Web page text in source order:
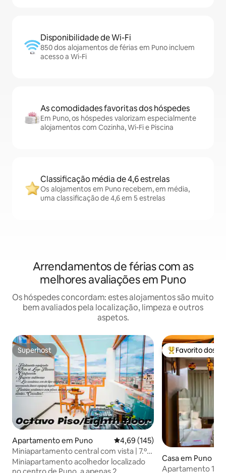
Disponibilidade de Wi-Fi
850 dos alojamentos de férias em Puno incluem
acesso a Wi-Fi
As comodidades favoritas dos hóspedes
Em Puno, os hóspedes valorizam especialmente
alojamentos com Cozinha, Wi-Fi e Piscina
Classificação média de 4,6 estrelas
Os alojamentos em Puno recebem, em média,
uma classificação de 4,6 em 5 estrelas
Arrendamentos de férias com as
melhores avaliações em Puno
Os hóspedes concordam: estes alojamentos são muito
bem avaliados pela localização, limpeza e outros
aspetos.
Superhost
Superhost
Apartamento em Puno Classificação média de 4,69 em
4,69 (145)
Miniapartamento central com vista | 7.º
andar
Miniapartamento acolhedor localizado
Favoritos dos
Favorito dos
Casa em Puno
Apartamento 1 -